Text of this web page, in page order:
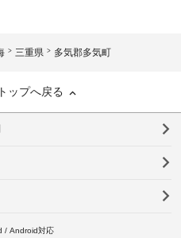
三重県 多気郡多気町
ップへ戻る